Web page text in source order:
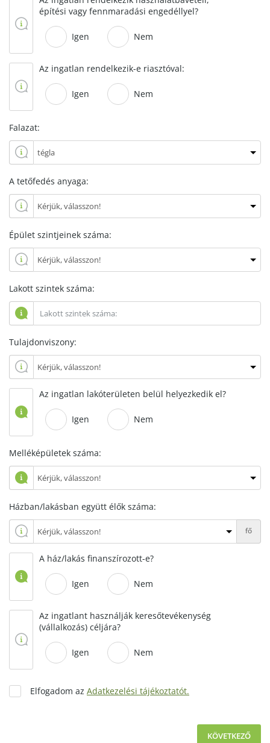
építési vagy fennmaradási engedéllyel?
Igen Nem
Az ingatlan rendelkezik-e riasztóval:
Igen Nem
Falazat:
A tetőfedés anyaga:
Épület szintjeinek száma:
Lakott szintek száma:
Tulajdonviszony:
Az ingatlan lakóterületen belül helyezkedik el?
Igen Nem
Melléképületek száma:
Házban/lakásban együtt élők száma:
fő
A ház/lakás finanszírozott-e?
Igen Nem
Az ingatlant használják keresőtevékenység
(vállalkozás) céljára?
Igen Nem
Elfogadom az Adatkezelési tájékoztatót.
KÖVETKEZŐ